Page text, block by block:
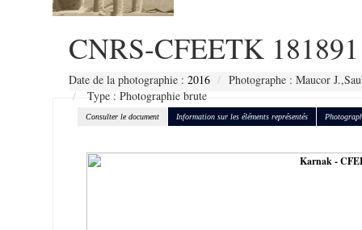
CNRS-CFEETK 181891
Date de la photographie : 2016
Photographe : Maucor
Type : Photographie brute
Consulter le document Information sur les éléments représentés